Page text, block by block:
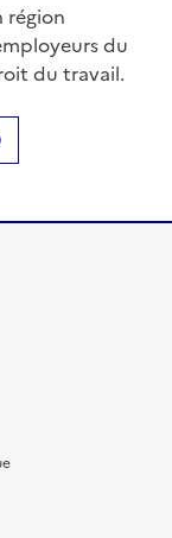
région
du
du travail.